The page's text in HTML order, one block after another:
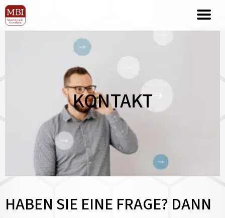
KONTAKT
HABEN SIE EINE FRAGE? DANN